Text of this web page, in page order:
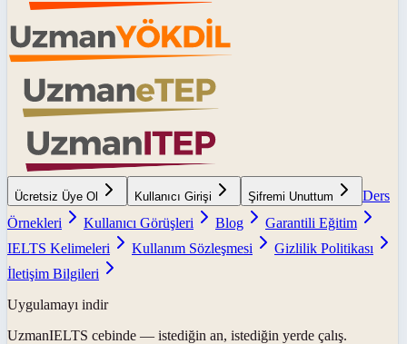
Ücretsiz Üye Ol Kullanıcı Girişi Şifremi Unuttum
Ders
Örnekleri
Kullanıcı Görüşleri Blog
Garantili Eğitim
IELTS Kelimeleri
Kullanım Sözleşmesi
Gizlilik Politikası
İletişim Bilgileri
Uygulamayı indir
UzmanIELTS cebinde — istediğin an, istediğin yerde çalış.